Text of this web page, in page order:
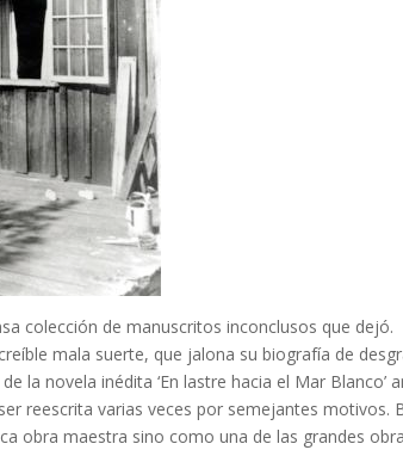
colección de manuscritos inconclusos que dejó.
mala suerte, que jalona su biografía de
la novela inédita ‘En lastre hacia el Mar Blanco’
reescrita varias veces por semejantes motivos.
obra maestra sino como una de las grandes